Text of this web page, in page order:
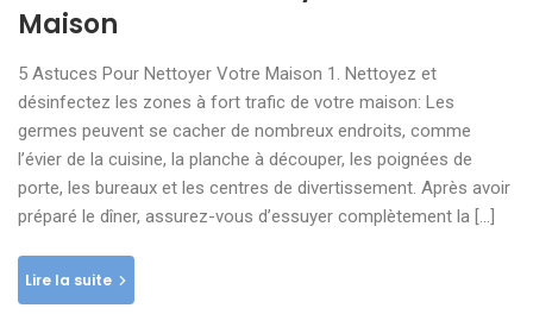
Maison
5 Astuces Pour Nettoyer Votre Maison 1. Nettoyez et
désinfectez les zones à fort trafic de votre maison: Les
germes peuvent se cacher de nombreux endroits, comme
l’évier de la cuisine, la planche à découper, les poignées de
porte, les bureaux et les centres de divertissement. Après avoir
préparé le dîner, assurez-vous d’essuyer complètement la […]
Lire la suite